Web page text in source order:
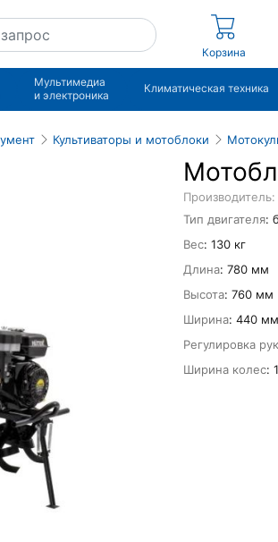
Корзина
Мультимедиа
и электроника
Климатическая техника
Культиваторы и мотоблоки
Производитель:
Тип двигателя:
Вес: 130 кг
Длина: 780 мм
Высота: 760 мм
Ширина: 440 мм
Регулировка
Ширина колес: